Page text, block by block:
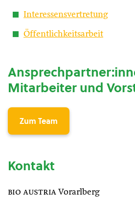
Interessensvertretung
Öffentlichkeitsarbeit
Mitarbeiter und
Zum Team
Kontakt
bio austria Vorarlberg